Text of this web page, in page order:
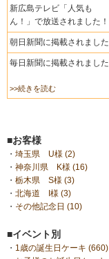
新広島テレビ「人気も
ん！」で放送されました！
朝日新聞に掲載されました
毎日新聞に掲載されました
>>続きを読む
■お客様
・ 埼玉県 U様 (2)
・ 神奈川県 K様 (16)
・ 栃木県 S様 (3)
・ 北海道 I様 (3)
・ その他記念日 (10)
■イベント別
・ 1歳の誕生日ケーキ (660)